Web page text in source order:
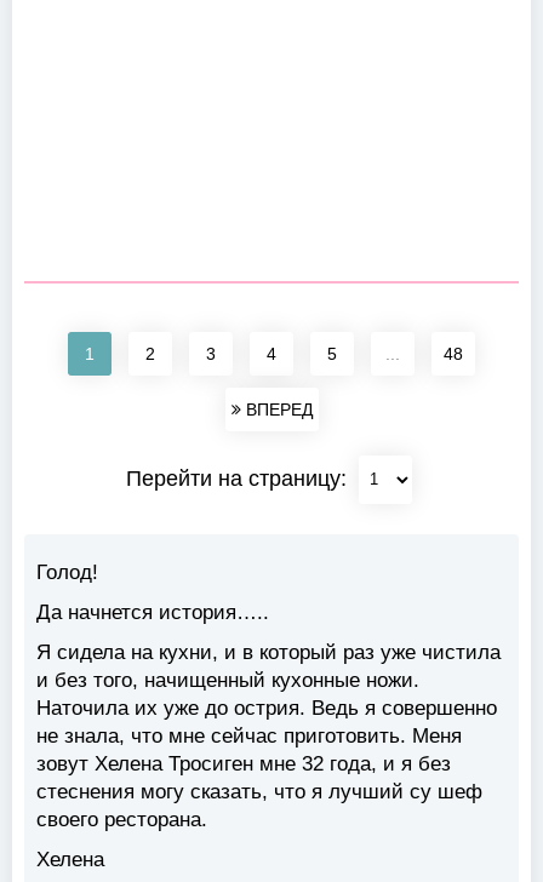
1 2 3 4 5 48
ВПЕРЕД
Перейти на страницу:
Голод!
Да начнется история…..
Я сидела на кухни, и в который раз уже чистила
и без того, начищенный кухонные ножи.
Наточила их уже до острия. Ведь я совершенно
не знала, что мне сейчас приготовить. Меня
зовут Хелена Тросиген мне 32 года, и я без
стеснения могу сказать, что я лучший су шеф
своего ресторана.
Хелена